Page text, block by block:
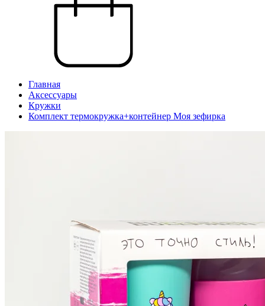
Главная
Аксессуары
Кружки
Комплект термокружка+контейнер Моя зефирка